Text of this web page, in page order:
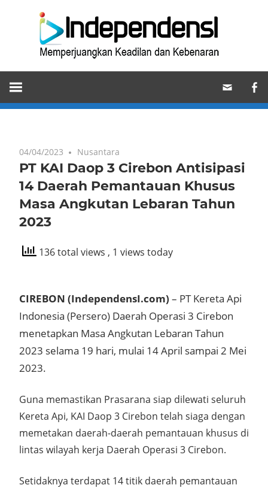
Memperjuangkan
Keadilan
dan
04/04/2023 Nusantara
PT KAI Daop 3 Cirebon Antisipasi
14 Daerah Pemantauan Khusus
Masa Angkutan Lebaran Tahun
2023
136 total views , 1 views today
CIREBON (IndependensI.com) – PT Kereta Api
Indonesia (Persero) Daerah Operasi 3 Cirebon
menetapkan Masa Angkutan Lebaran Tahun
2023 selama 19 hari, mulai 14 April sampai 2 Mei
2023.
Guna memastikan Prasarana siap dilewati seluruh
Kereta Api, KAI Daop 3 Cirebon telah siaga dengan
memetakan daerah-daerah pemantauan khusus di
lintas wilayah kerja Daerah Operasi 3 Cirebon.
Setidaknya terdapat 14 titik daerah pemantauan